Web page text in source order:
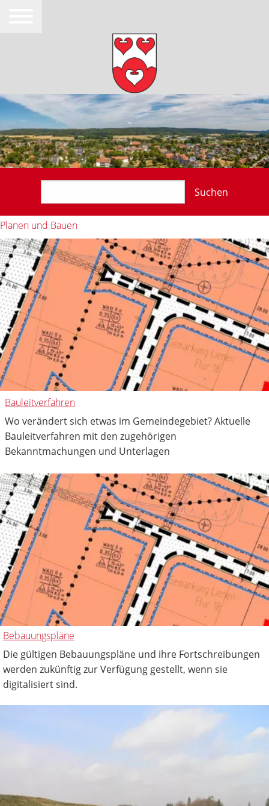
Suchen
Planen und Bauen
Bauleitverfahren
Wo verändert sich etwas im Gemeindegebiet? Aktuelle
Bauleitverfahren mit den zugehörigen
Bekanntmachungen und Unterlagen
Bebauungspläne
Die gültigen Bebauungspläne und ihre Fortschreibungen
werden zukünftig zur Verfügung gestellt, wenn sie
digitalisiert sind.